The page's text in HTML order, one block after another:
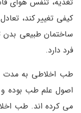
کیفی تغییر کند،
ساختمان طبیعی بدن
فرد دارد.
اصول علم طب بوده و
می کرده اند. طب